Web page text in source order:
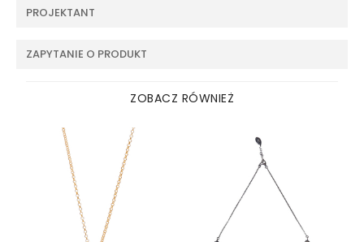
PROJEKTANT
ZAPYTANIE O PRODUKT
ZOBACZ RÓWNIEŻ